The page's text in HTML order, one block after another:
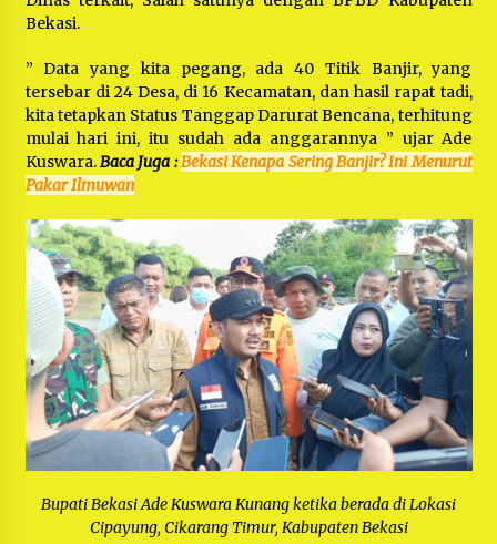
Bekasi.
” Data yang kita pegang, ada 40 Titik Banjir, yang
tersebar di 24 Desa, di 16 Kecamatan, dan hasil rapat tadi,
kita tetapkan Status Tanggap Darurat Bencana, terhitung
mulai hari ini, itu sudah ada anggarannya ” ujar Ade
Kuswara.Baca Juga :Bekasi Kenapa Sering Banjir? Ini Menurut
Pakar Ilmuwan
Bupati Bekasi Ade Kuswara Kunang ketika berada di Lokasi
Cipayung, Cikarang Timur, Kabupaten Bekasi